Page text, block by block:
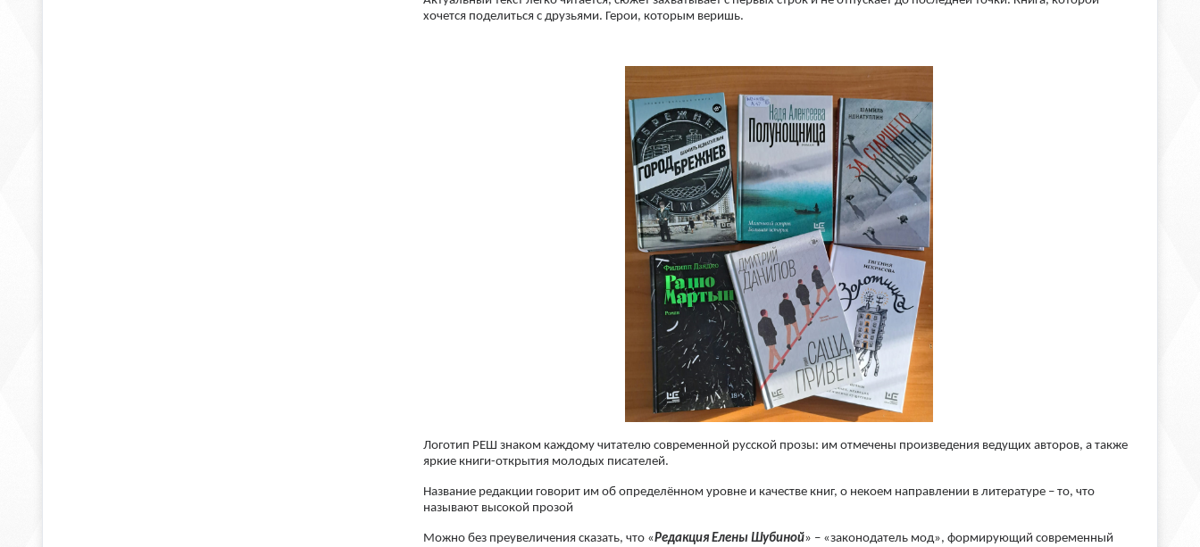
хочется поделиться с друзьями. Герои, которым веришь.
Логотип РЕШ знаком каждому читателю современной русской прозы: им отмечены произведения ведущих авторов, а также
яркие книги-открытия молодых писателей.
Название редакции говорит им об определённом уровне и качестве книг, о некоем направлении в литературе – то, что
называют высокой прозой
Можно без преувеличения сказать, что «Редакция Елены Шубиной» – «законодатель мод», формирующий современный